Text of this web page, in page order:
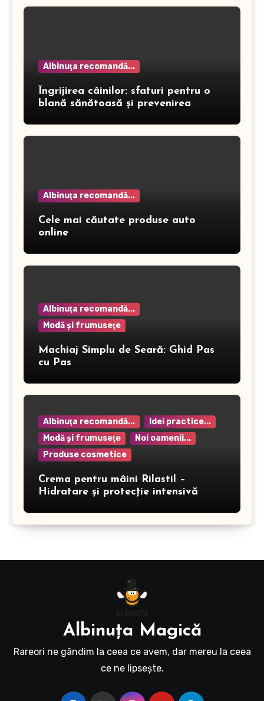
Albinuţa recomandă...
Îngrijirea câinilor: sfaturi pentru o
blană sănătoasă și prevenirea
Albinuţa recomandă...
Cele mai căutate produse auto
online
Albinuţa recomandă...
Modă şi frumuseţe
Machiaj Simplu de Seară: Ghid Pas
cu Pas
Albinuţa recomandă...
Idei practice...
Modă şi frumuseţe
Noi oamenii...
Produse cosmetice
Crema pentru mâini Rilastil –
Hidratare și protecție intensivă
Albinuţa Magică
Rareori ne gândim la ceea ce avem, dar mereu la ceea
ce ne lipseşte.